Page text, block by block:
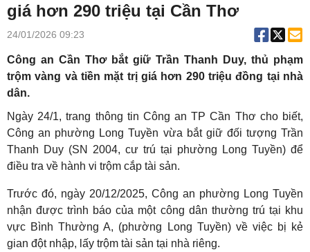
giá hơn 290 triệu tại Cần Thơ
24/01/2026 09:23
Công an Cần Thơ bắt giữ Trần Thanh Duy, thủ phạm
trộm vàng và tiền mặt trị giá hơn 290 triệu đồng tại nhà
dân.
Ngày 24/1, trang thông tin Công an TP Cần Thơ cho biết,
Công an phường Long Tuyền vừa bắt giữ đối tượng Trần
Thanh Duy (SN 2004, cư trú tại phường Long Tuyền) để
điều tra về hành vi trộm cắp tài sản.
Trước đó, ngày 20/12/2025, Công an phường Long Tuyền
nhận được trình báo của một công dân thường trú tại khu
vực Bình Thường A, (phường Long Tuyền) về việc bị kẻ
gian đột nhập, lấy trộm tài sản tại nhà riêng.